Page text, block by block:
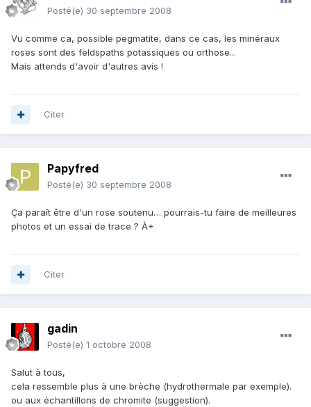
Posté(e) 30 septembre 2008
Vu comme ca, possible pegmatite, dans ce cas, les minéraux
roses sont des feldspaths potassiques ou orthose...
Mais attends d'avoir d'autres avis !
Citer
Papyfred
Posté(e) 30 septembre 2008
Ça paraît être d'un rose soutenu… pourrais-tu faire de meilleures
photos et un essai de trace ? À+
Citer
gadin
Posté(e) 1 octobre 2008
Salut à tous,
cela ressemble plus à une brèche (hydrothermale par exemple).
ou aux échantillons de chromite (suggestion).